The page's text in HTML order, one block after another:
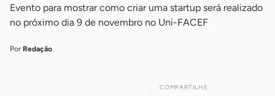
Evento para mostrar como criar uma startup será realizado
no próximo dia 9 de novembro no Uni-FACEF
Por Redação
COMPARTILHE